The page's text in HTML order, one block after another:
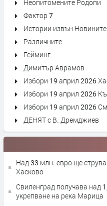
Неопитомените Родопи
Фактор 7
Истории извън Новините
Различните
Гейминг
Димитър Аврамов
Избори 19 април 2026
Избори 19 април 2026
Избори 19 април 2026
ДЕНЯТ с В. Дремджиев
Над 33 млн. евро ще
Хасково
Свиленград получава над
укрепване на река Марица